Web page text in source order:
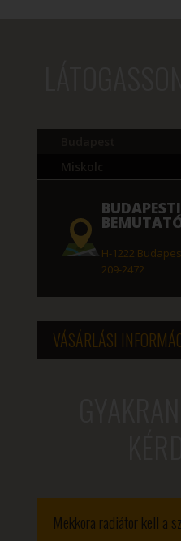
Miskolc
BUDAPESTI
H-1222
209-2472
VÁSÁRLÁSI
Mekkora radiátor kell a